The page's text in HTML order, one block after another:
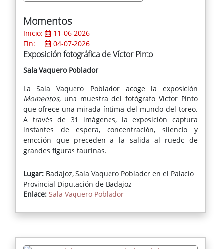
Momentos
Inicio:
11-06-2026
Fin:
04-07-2026
Exposición fotográfica de Víctor Pinto
Sala Vaquero Poblador
La Sala Vaquero Poblador acoge la exposición
Momentos, una muestra del fotógrafo Víctor Pinto
que ofrece una mirada íntima del mundo del toreo.
A través de 31 imágenes, la exposición captura
instantes de espera, concentración, silencio y
emoción que preceden a la salida al ruedo de
grandes figuras taurinas.
Lejos de las imágenes habituales de la lidia, la obra
se centra en los momentos más personales de los
toreros, revelando la dimensión humana de un rito
profundamente arraigado en la cultura de la
provincia.
Lugar: Badajoz, Sala Vaquero Poblador en el Palacio
Provincial Diputación de Badajoz
Enlace: Sala Vaquero Poblador